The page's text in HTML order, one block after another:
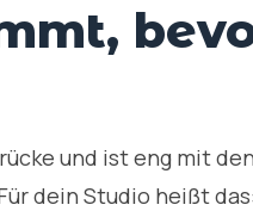
und ist eng mit
dein Studio heißt